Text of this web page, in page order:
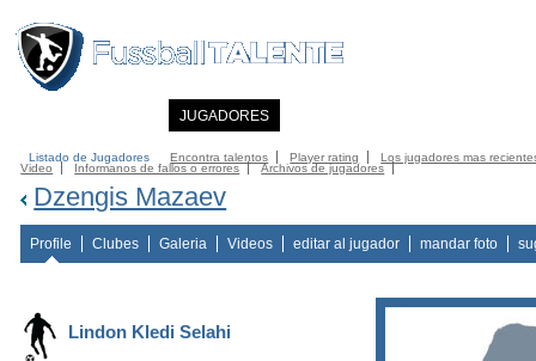
JUGADORES
Listado de Jugadores Encontra talentos Player rating
Los jugadores mas
Video
Informanos de fallos o errores Archivos de jugadores
Dzengis Mazaev
Profile Clubes Galeria Videos editar al jugador mandar foto
Lindon Kledi Selahi